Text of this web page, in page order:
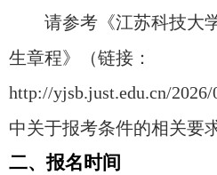
请参考《江苏科技大
生章程》（链接：
http://yjsb.just.edu.cn/2026/
中关于报考条件的相关要求
二、报名时间